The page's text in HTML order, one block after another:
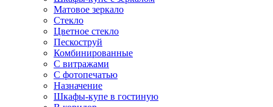
Матовое зеркало
Стекло
Цветное стекло
Пескоструй
Комбинированные
С витражами
С фотопечатью
Назначение
Шкафы-купе в гостиную